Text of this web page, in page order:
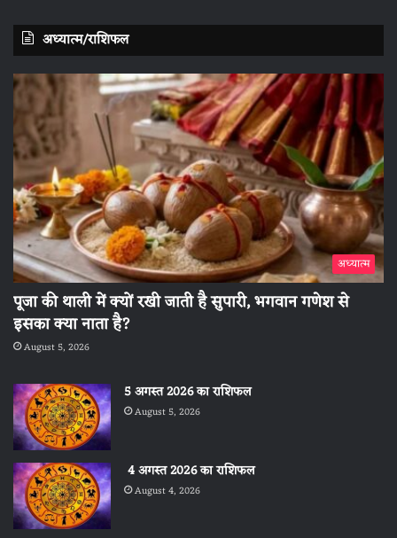
अध्यात्म/राशिफल
अध्यात्म
पूजा की थाली में क्यों रखी जाती है सुपारी, भगवान गणेश से
इसका क्या नाता है?
August 5, 2026
5 अगस्त 2026 का राशिफल
August 5, 2026
4 अगस्त 2026 का राशिफल
August 4, 2026